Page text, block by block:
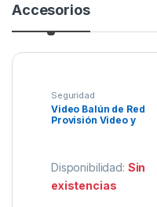
Accesorios
Seguridad
Video Balún de Red
Provisión Video y
Disponibilidad: Sin
existencias